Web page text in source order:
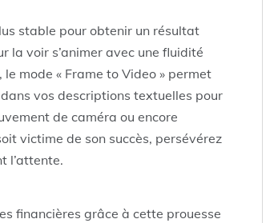
stable pour obtenir un résultat
la voir s’animer avec une fluidité
mode « Frame to Video » permet
vos descriptions textuelles pour
de caméra ou encore
victime de son succès, persévérez
l’attente.
financières grâce à cette prouesse